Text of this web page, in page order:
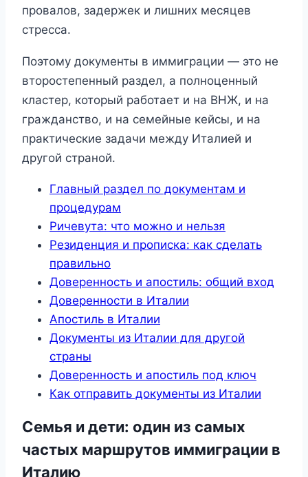
провалов, задержек и лишних месяцев
стресса.
Поэтому документы в иммиграции — это не
второстепенный раздел, а полноценный
кластер, который работает и на ВНЖ, и на
гражданство, и на семейные кейсы, и на
практические задачи между Италией и
другой страной.
Главный раздел по документам и
процедурам
Ричевута: что можно и нельзя
Резиденция и прописка: как сделать
правильно
Доверенность и апостиль: общий вход
Доверенности в Италии
Апостиль в Италии
Документы из Италии для другой
страны
Доверенность и апостиль под ключ
Как отправить документы из Италии
Семья и дети: один из самых
частых маршрутов иммиграции в
Италию